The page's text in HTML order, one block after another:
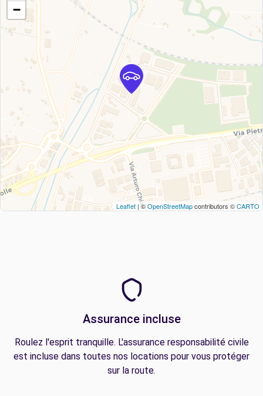
−
Leaflet | ©OpenStreetMapcontributors ©CARTO
Assurance incluse
Roulez l'esprit tranquille. L'assurance responsabilité civile
est incluse dans toutes nos locations pour vous protéger
sur la route.